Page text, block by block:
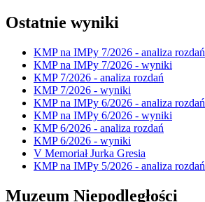
Ostatnie wyniki
KMP na IMPy 7/2026 - analiza rozdań
KMP na IMPy 7/2026 - wyniki
KMP 7/2026 - analiza rozdań
KMP 7/2026 - wyniki
KMP na IMPy 6/2026 - analiza rozdań
KMP na IMPy 6/2026 - wyniki
KMP 6/2026 - analiza rozdań
KMP 6/2026 - wyniki
V Memoriał Jurka Gresia
KMP na IMPy 5/2026 - analiza rozdań
Muzeum Niepodległości